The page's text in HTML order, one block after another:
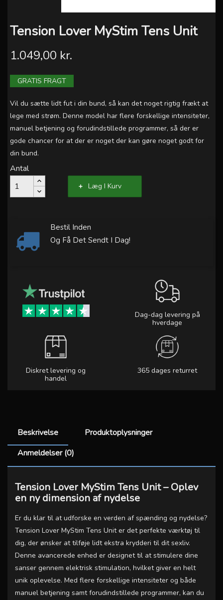
Tension Lover MyStim Tens Unit
1.049,00 kr.
GRATIS FRAGT
Vil du sætte lidt fut i din bund, så kan det noget rigtig frækt at
lege med strøm. Denne model har flere forskellige intensiteter,
manuel betjening og forudindstillede programmer, så der er
gode chancer for at der er noget der kan gøre noget godt for
din bund.
Antal
Læg I Kurv
Bestil Inden
Og Få Det Sendt I Dag!
Dag-dag levering på
hverdage
Diskret levering og
handel
365 dages returret
Beskrivelse
Produktoplysninger
Anmeldelser (0)
Tension Lover MyStim Tens Unit – Oplev
en ny dimension af nydelse
Er du klar til at udforske en verden af spænding og nydelse?
Tension Lover MyStim Tens Unit er det perfekte værktøj til
dig, der ønsker at tilføje lidt ekstra krydderi til dit sexliv.
Denne avancerede enhed er designet til at stimulere dine
sanser gennem elektrisk stimulation, hvilket giver en helt
unik oplevelse. Med flere forskellige intensiteter og både
manuel betjening samt forudindstillede programmer, kan du